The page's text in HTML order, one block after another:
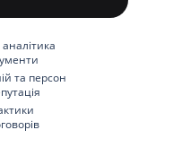
та персон